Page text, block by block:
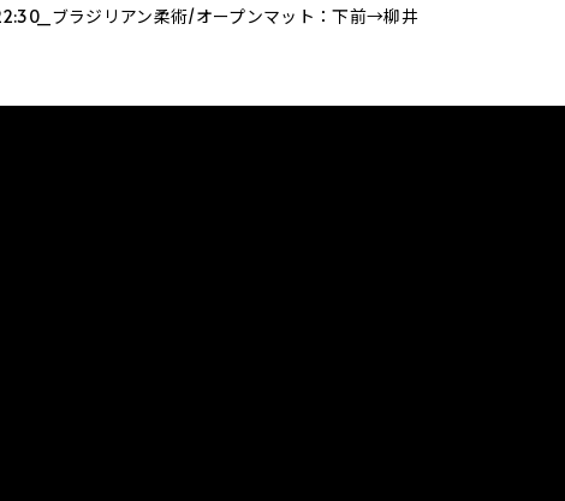
ブラジリアン柔術/オープンマット：下前→柳井